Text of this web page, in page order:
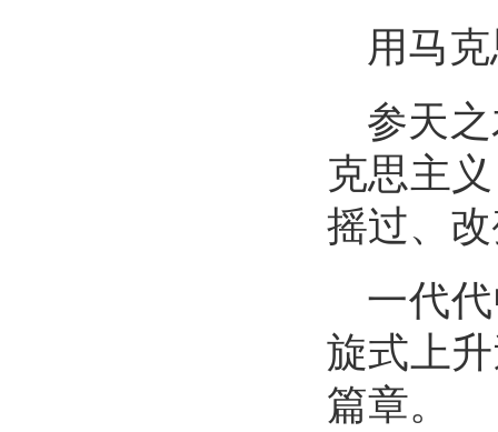
用马
参天
克思主
摇过、
一代
旋式上
篇章。